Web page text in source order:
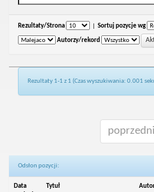
Rezultaty/Strona Sortuj pozycje wg
Autorzy/rekord
Rezultaty 1-1 z 1 (Czas wyszukiwania: 0.001
poprzedni
Odsłon pozycji:
Data Tytuł